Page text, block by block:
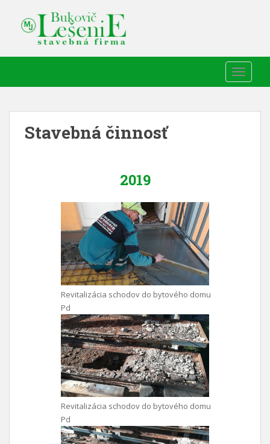
Stavebná činnosť
2019
Revitalizácia schodov do bytového domu
Pd
Revitalizácia schodov do bytového domu
Pd